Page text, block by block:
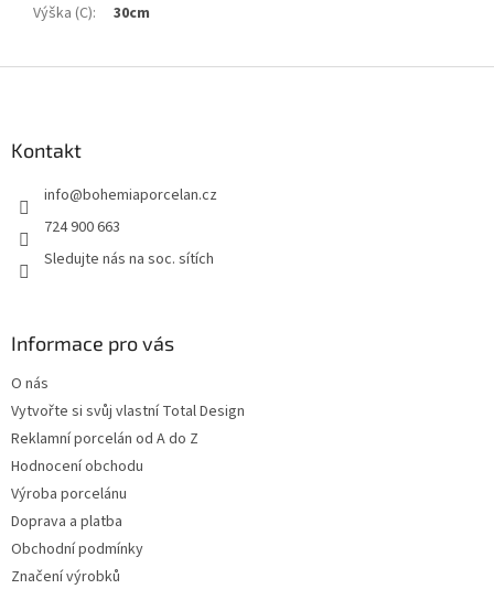
Výška (C): 30cm
Kontakt
info@bohemiaporcelan.cz
724 900 663
Sledujte nás na soc. sítích
Informace pro vás
O nás
Vytvořte si svůj vlastní Total Design
Reklamní porcelán od A do Z
Hodnocení obchodu
Výroba porcelánu
Doprava a platba
Obchodní podmínky
Značení výrobků